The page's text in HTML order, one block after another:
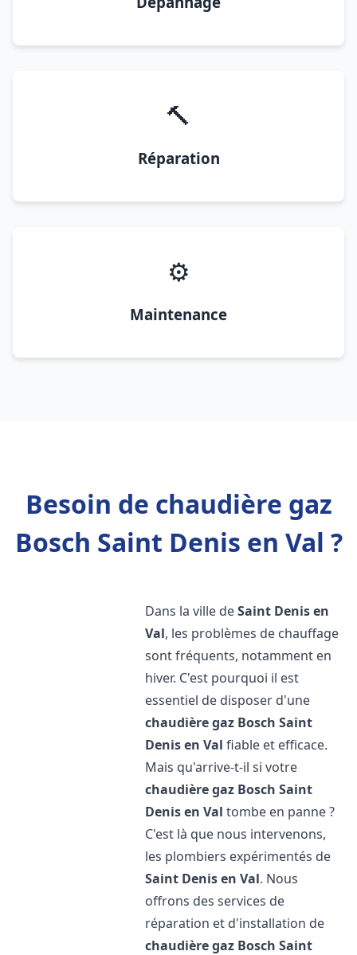
🔨
Réparation
⚙️
Maintenance
Besoin de chaudière gaz
Bosch Saint Denis en Val ?
Dans la ville deSaint Denis en
Val, les problèmes de chauffage
sont fréquents, notamment en
hiver. C'est pourquoi il est
essentiel de disposer d'une
chaudière gaz Bosch Saint
Denis en Val fiable et efficace.
Mais qu'arrive-t-il si votre
chaudière gaz Bosch Saint
Denis en Val tombe en panne ?
C'est là que nous intervenons,
les plombiers expérimentés de
Saint Denis en Val. Nous
offrons des services de
réparation et d'installation de
chaudière gaz Bosch Saint